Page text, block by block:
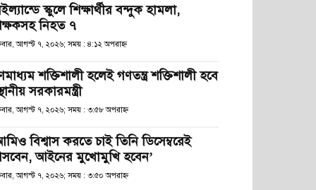
স্কুলে শিক্ষার্থীর বন্দুক হামলা,
নিহত ৭
আগস্ট ৭, ২০২৬; সময় : ৪:১২ অপরাহ্ণ
শক্তিশালী হলেই গণতন্ত্র শক্তিশালী হবে
সরকারমন্ত্রী
আগস্ট ৭, ২০২৬; সময় : ৩:৫৮ অপরাহ্ণ
বিশ্বাস করতে চাই তিনি ডিসেম্বরেই
আইনের মুখোমুখি হবেন’
আগস্ট ৭, ২০২৬; সময় : ৩:৫০ অপরাহ্ণ